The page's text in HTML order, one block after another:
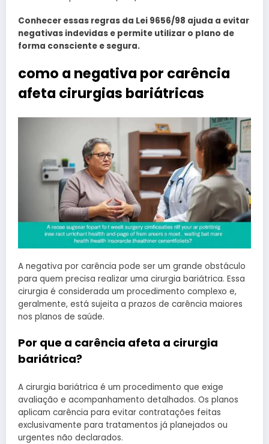
Conhecer essas regras da Lei 9656/98 ajuda a evitar
negativas indevidas e permite utilizar o plano de
forma consciente e segura.
como a negativa por carência
afeta cirurgias bariátricas
A negativa por carência pode ser um grande obstáculo
para quem precisa realizar uma cirurgia bariátrica. Essa
cirurgia é considerada um procedimento complexo e,
geralmente, está sujeita a prazos de carência maiores
nos planos de saúde.
Por que a carência afeta a cirurgia
bariátrica?
A cirurgia bariátrica é um procedimento que exige
avaliação e acompanhamento detalhados. Os planos
aplicam carência para evitar contratações feitas
exclusivamente para tratamentos já planejados ou
urgentes não declarados.